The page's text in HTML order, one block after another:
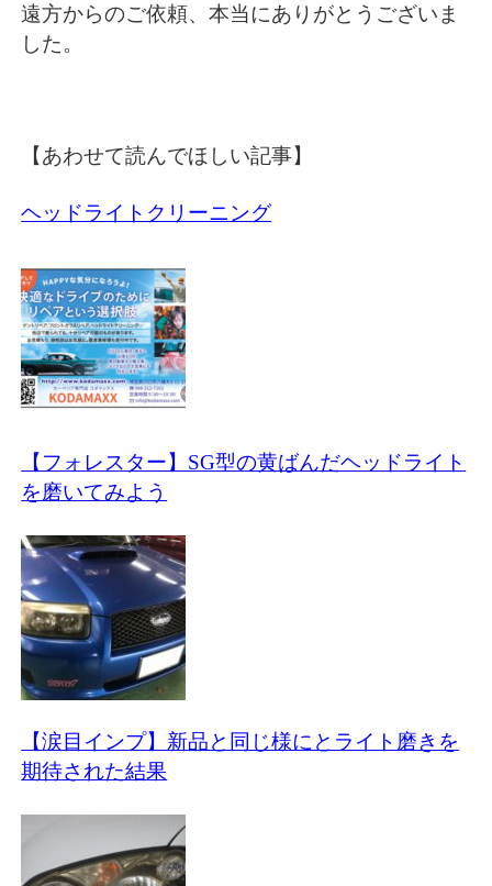
遠方からのご依頼、本当にありがとうございま
した。
【あわせて読んでほしい記事】
ヘッドライトクリーニング
【フォレスター】SG型の黄ばんだヘッドライト
を磨いてみよう
【涙目インプ】新品と同じ様にとライト磨きを
期待された結果